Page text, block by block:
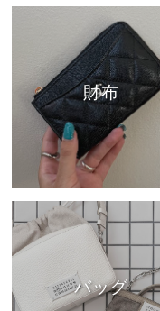
財布
バッグ